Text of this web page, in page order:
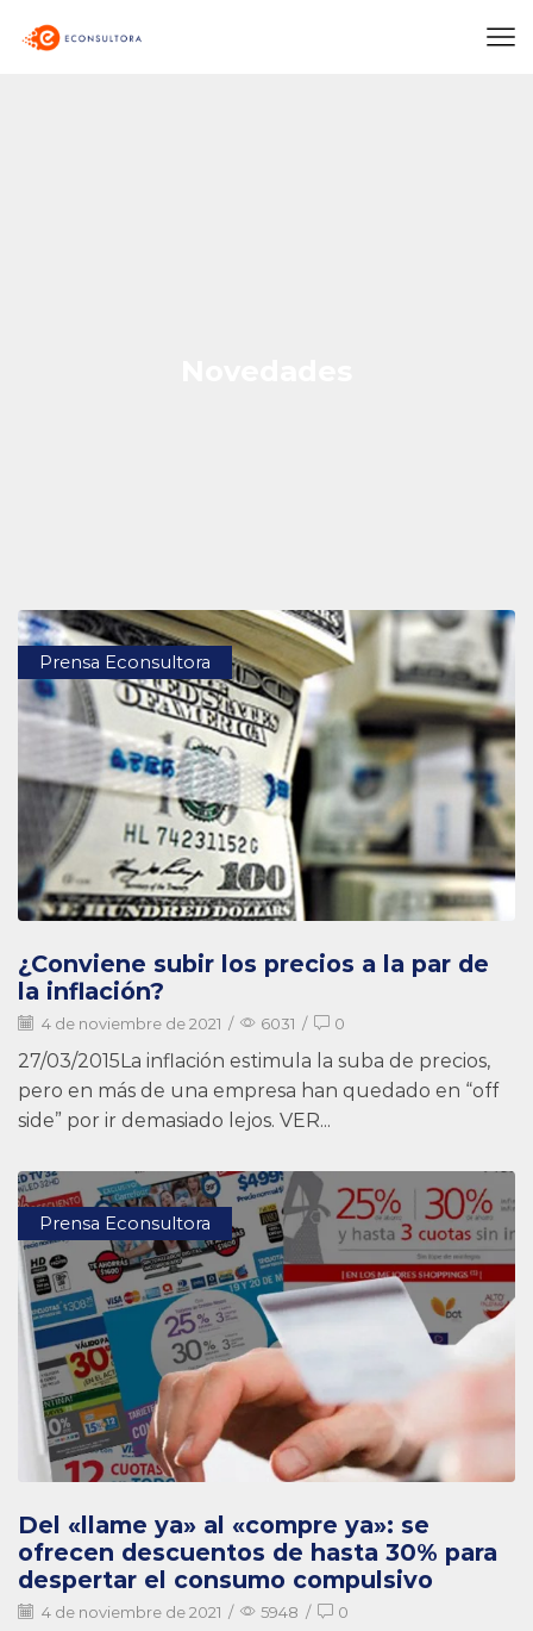
Prensa Econsultora
¿Conviene subir los precios a la par de
la inflación?
4 de noviembre de 2021 / 6031 / 0
27/03/2015La inflación estimula la suba de precios,
pero en más de una empresa han quedado en “off
side” por ir demasiado lejos. VER...
Prensa Econsultora
Del «llame ya» al «compre ya»: se
ofrecen descuentos de hasta 30% para
despertar el consumo compulsivo
4 de noviembre de 2021 / 5948 / 0